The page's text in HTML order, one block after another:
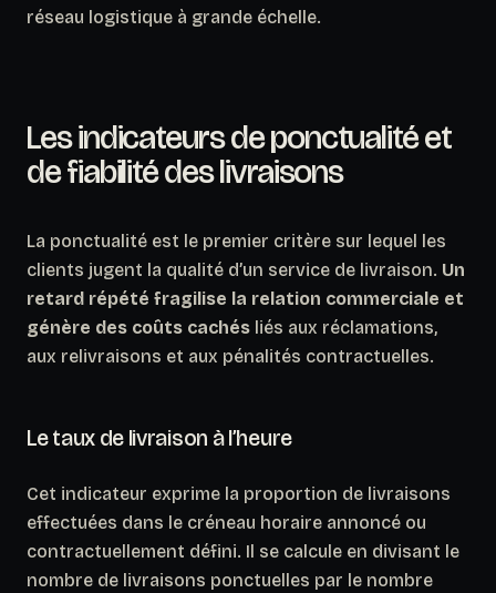
réseau logistique à grande échelle.
Les indicateurs de ponctualité et
de fiabilité des livraisons
La ponctualité est le premier critère sur lequel les
clients jugent la qualité d’un service de livraison. Un
retard répété fragilise la relation commerciale et
génère des coûts cachés liés aux réclamations,
aux relivraisons et aux pénalités contractuelles.
Le taux de livraison à l’heure
Cet indicateur exprime la proportion de livraisons
effectuées dans le créneau horaire annoncé ou
contractuellement défini. Il se calcule en divisant le
nombre de livraisons ponctuelles par le nombre